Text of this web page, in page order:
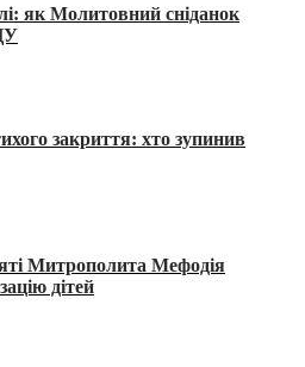
як Молитовний сніданок
закриття: хто зупинив
Митрополита Мефодія
дітей